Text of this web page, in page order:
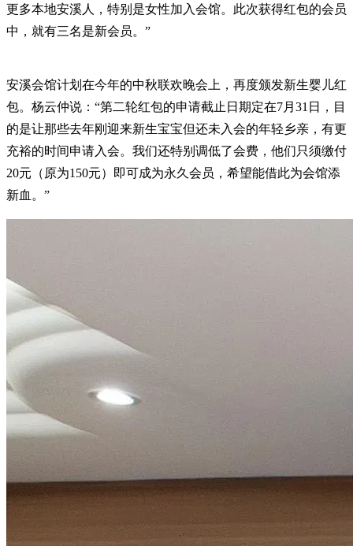
更多本地安溪人，特别是女性加入会馆。此次获得红包的会员
中，就有三名是新会员。”
安溪会馆计划在今年的中秋联欢晚会上，再度颁发新生婴儿红
包。杨云仲说：“第二轮红包的申请截止日期定在7月31日，目
的是让那些去年刚迎来新生宝宝但还未入会的年轻乡亲，有更
充裕的时间申请入会。我们还特别调低了会费，他们只须缴付
20元（原为150元）即可成为永久会员，希望能借此为会馆添
新血。”